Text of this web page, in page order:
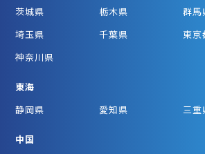
茨城県
栃木県
群馬
埼玉県
千葉県
東京
神奈川県
東海
静岡県
愛知県 三重
中国